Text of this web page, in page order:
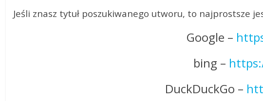
Jeśli znasz tytuł poszukiwanego utworu, to najprostsze
Google –
bing –
DuckDuckGo –